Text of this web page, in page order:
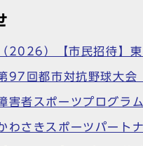
（2026）【市民招待】
97回都市対抗野球大会
害者スポーツプログラ
わさきスポーツパート